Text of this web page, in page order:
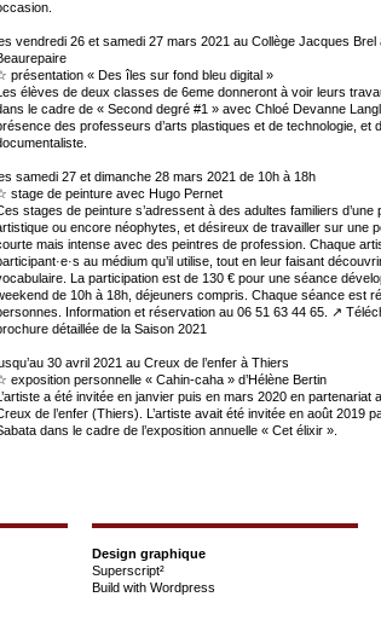
vendredi 26 et samedi 27 mars 2021 au Collège Jacques Brel
présentation « Des îles sur fond bleu digital »
élèves de deux classes de 6eme donneront à voir leurs
le cadre de « Second degré #1 » avec Chloé Devanne
des professeurs d’arts plastiques et de technologie, et
samedi 27 et dimanche 28 mars 2021 de 10h à 18h
stage de peinture avec Hugo Pernet
stages de peinture s’adressent à des adultes familiers d’une
ou encore néophytes, et désireux de travailler sur une
mais intense avec des peintres de profession. Chaque
au médium qu’il utilise, tout en leur faisant
La participation est de 130 € pour une séance
de 10h à 18h, déjeuners compris. Chaque séance est
Information et réservation au 06 51 63 44 65. ↗
détaillée de la Saison 2021
30 avril 2021 au Creux de l’enfer à Thiers
exposition personnelle « Cahin-caha » d’Hélène Bertin
a été invitée en janvier puis en mars 2020 en partenariat
de l’enfer (Thiers). L’artiste avait été invitée en août 2019
dans le cadre de l’exposition annuelle « Cet élixir ».
Design graphique
Superscript²
Build with Wordpress